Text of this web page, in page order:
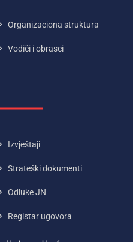
Organizaciona struktura
Vodiči i obrasci
Izvještaji
Strateški dokumenti
Odluke JN
Registar ugovora